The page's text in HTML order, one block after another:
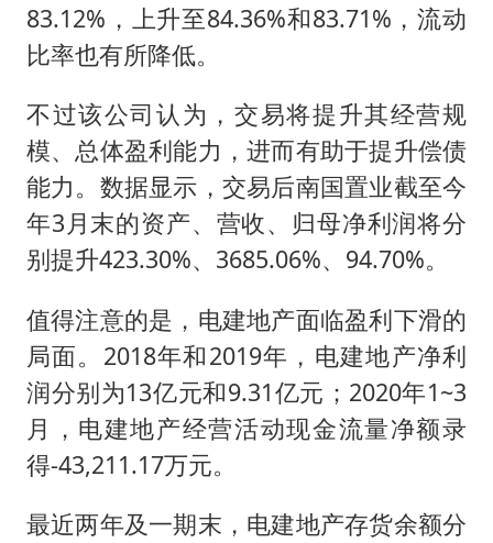
83.12%，上升至84.36%和83.71%，流动
比率也有所降低。
不过该公司认为，交易将提升其经营规
模、总体盈利能力，进而有助于提升偿债
能力。数据显示，交易后南国置业截至今
年3月末的资产、营收、归母净利润将分
别提升423.30%、3685.06%、94.70%。
值得注意的是，电建地产面临盈利下滑的
局面。2018年和2019年，电建地产净利
润分别为13亿元和9.31亿元；2020年1~3
月，电建地产经营活动现金流量净额录
得-43,211.17万元。
最近两年及一期末，电建地产存货余额分